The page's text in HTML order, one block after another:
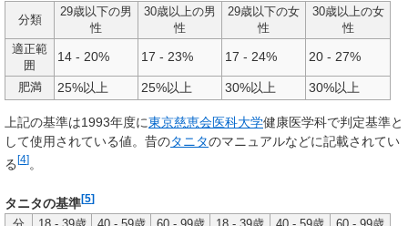
分類
29歳以下の男
性
30歳以上の男
性
29歳以下の女
性
30歳以上の女
性
適正範
囲
14 - 20% 17 - 23% 17 - 24% 20 - 27%
肥満 25%以上 25%以上 30%以上 30%以上
上記の基準は1993年度に東京慈恵会医科大学健康医学科で判定基準と
して使用されている値。昔のタニタのマニュアルなどに記載されてい
る [4] 。
タニタの基準[5]